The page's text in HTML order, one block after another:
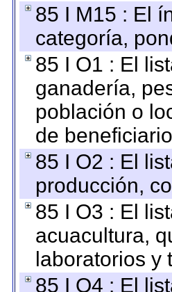
85 I M15 : El
categoría,
85 I O1 : El
ganadería,
población o
de
85 I O2 : El
producción,
85 I O3 : El
acuacultura,
laboratorios y
85 I O4 : El